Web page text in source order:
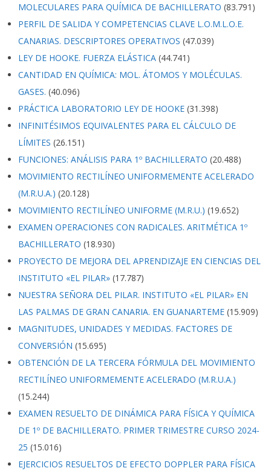
MOLECULARES PARA QUÍMICA DE BACHILLERATO (83.791)
PERFIL DE SALIDA Y COMPETENCIAS CLAVE L.O.M.L.O.E.
CANARIAS. DESCRIPTORES OPERATIVOS (47.039)
LEY DE HOOKE. FUERZA ELÁSTICA (44.741)
CANTIDAD EN QUÍMICA: MOL. ÁTOMOS Y MOLÉCULAS.
GASES. (40.096)
PRÁCTICA LABORATORIO LEY DE HOOKE (31.398)
INFINITÉSIMOS EQUIVALENTES PARA EL CÁLCULO DE
LÍMITES (26.151)
FUNCIONES: ANÁLISIS PARA 1º BACHILLERATO (20.488)
MOVIMIENTO RECTILÍNEO UNIFORMEMENTE ACELERADO
(M.R.U.A.) (20.128)
MOVIMIENTO RECTILÍNEO UNIFORME (M.R.U.) (19.652)
EXAMEN OPERACIONES CON RADICALES. ARITMÉTICA 1º
BACHILLERATO (18.930)
PROYECTO DE MEJORA DEL APRENDIZAJE EN CIENCIAS DEL
INSTITUTO «EL PILAR» (17.787)
NUESTRA SEÑORA DEL PILAR. INSTITUTO «EL PILAR» EN
LAS PALMAS DE GRAN CANARIA. EN GUANARTEME (15.909)
MAGNITUDES, UNIDADES Y MEDIDAS. FACTORES DE
CONVERSIÓN (15.695)
OBTENCIÓN DE LA TERCERA FÓRMULA DEL MOVIMIENTO
RECTILÍNEO UNIFORMEMENTE ACELERADO (M.R.U.A.)
(15.244)
EXAMEN RESUELTO DE DINÁMICA PARA FÍSICA Y QUÍMICA
DE 1º DE BACHILLERATO. PRIMER TRIMESTRE CURSO 2024-
25 (15.016)
EJERCICIOS RESUELTOS DE EFECTO DOPPLER PARA FÍSICA